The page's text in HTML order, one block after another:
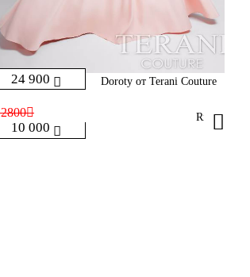
24 900 Doroty от Terani Couture
10 000
Rika